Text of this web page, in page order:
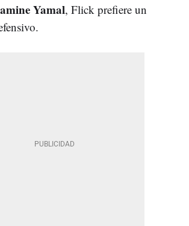
Yamal, Flick prefiere un